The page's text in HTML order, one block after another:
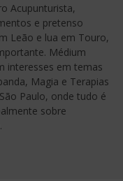
Acupunturista,
e pretenso
Leão e lua em Touro,
Médium
interesses em temas
Magia e Terapias
Paulo, onde tudo é
sobre